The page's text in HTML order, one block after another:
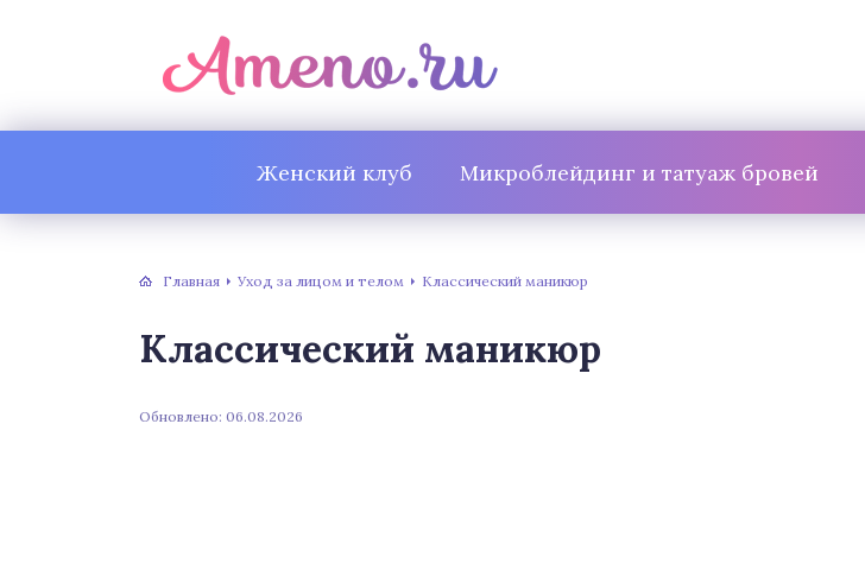
Женский клуб Микроблейдинг и татуаж бровей
Главная Уход за лицом и телом Классический маникюр
Классический маникюр
Обновлено: 06.08.2026